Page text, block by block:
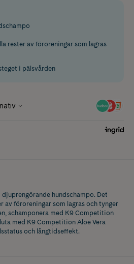
rester av föroreningar som lagras
i pälsvården
hundschampo. Det
av föroreningar som lagras och tynger
schamponera med K9 Competition
med K9 Competition Aloe Vera
och långtidseffekt.